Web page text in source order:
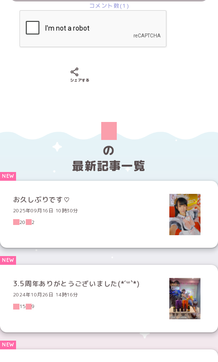
コメント数(1)
シェアする
の
最新記事一覧
お久しぶりです♡
2025年09月16日 10時30分
20
2
3.5周年ありがとうございました(*´꒳`*)
2024年10月26日 14時16分
15
9